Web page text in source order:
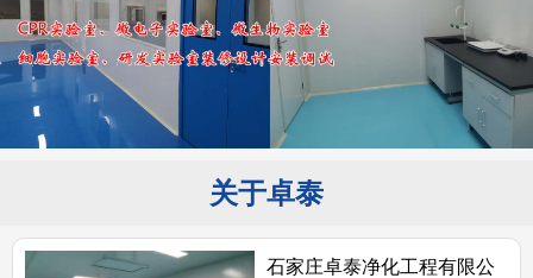
关于卓泰
石家庄卓泰净化工程有限公